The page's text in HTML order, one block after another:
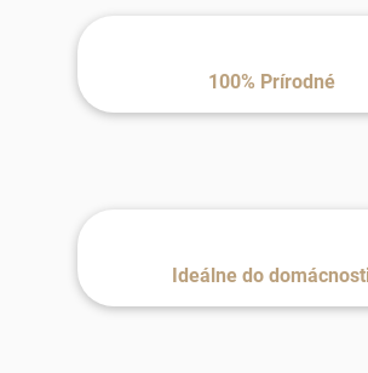
100% Prírodné
Ideálne do